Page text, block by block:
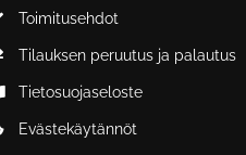
Toimitusehdot
Tilauksen peruutus ja palautus
Tietosuojaseloste
Evästekäytännöt